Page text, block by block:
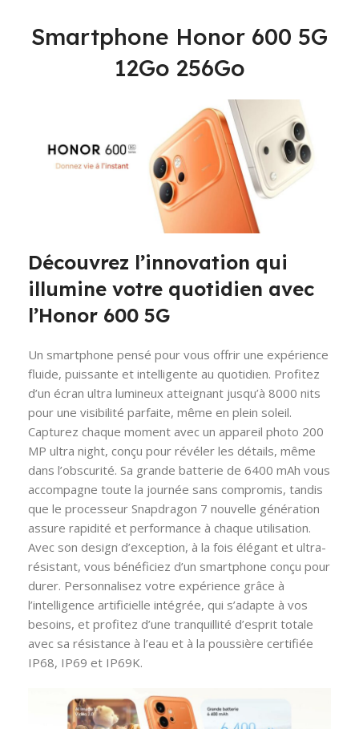
Smartphone Honor 600 5G
12Go 256Go
Découvrez l’innovation qui
illumine votre quotidien avec
l’Honor 600 5G
Un smartphone pensé pour vous offrir une expérience
fluide, puissante et intelligente au quotidien. Profitez
d’un écran ultra lumineux atteignant jusqu’à 8000 nits
pour une visibilité parfaite, même en plein soleil.
Capturez chaque moment avec un appareil photo 200
MP ultra night, conçu pour révéler les détails, même
dans l’obscurité. Sa grande batterie de 6400 mAh vous
accompagne toute la journée sans compromis, tandis
que le processeur Snapdragon 7 nouvelle génération
assure rapidité et performance à chaque utilisation.
Avec son design d’exception, à la fois élégant et ultra-
résistant, vous bénéficiez d’un smartphone conçu pour
durer. Personnalisez votre expérience grâce à
l’intelligence artificielle intégrée, qui s’adapte à vos
besoins, et profitez d’une tranquillité d’esprit totale
avec sa résistance à l’eau et à la poussière certifiée
IP68, IP69 et IP69K.